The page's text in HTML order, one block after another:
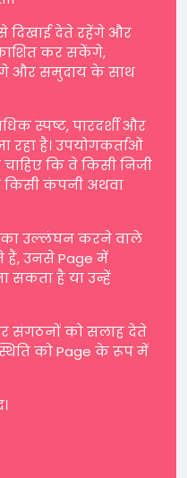
दिखाई देते रहेंगे और
कर सकेंगे,
और समुदाय के साथ
स्पष्ट, पारदर्शी और
रहा है। उपयोगकर्ताओं
कि वे किसी निजी
किसी कंपनी अथवा
का उल्लंघन करने वाले
हैं, उनसे Page में
सकता है या उन्हें
संगठनों को सलाह देते
को Page के रूप में